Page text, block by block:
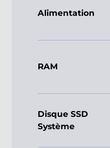
Alimentation
RAM
Disque SSD
Système